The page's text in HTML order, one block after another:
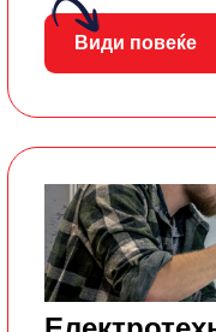
Види повеќе